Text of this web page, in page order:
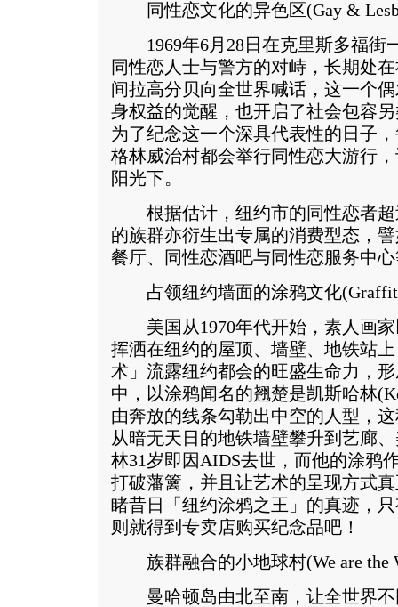
同性恋文化的异色区(Gay &
1969年6月28日在克里斯多福街
同性恋人士与警方的对峙，长期处
间拉高分贝向全世界喊话，这一个
身权益的觉醒，也开启了社会包容
为了纪念这一个深具代表性的日子
格林威治村都会举行同性恋大游行
阳光下。
根据估计，纽约市的同性恋者超
的族群亦衍生出专属的消费型态，
餐厅、同性恋酒吧与同性恋服务中
占领纽约墙面的涂鸦文化
美国从1970年代开始，素人画家
挥洒在纽约的屋顶、墙壁、地铁站
术」流露纽约都会的旺盛生命力，
中，以涂鸦闻名的翘楚是凯斯哈林
由奔放的线条勾勒出中空的人型，
从暗无天日的地铁墙壁攀升到艺廊
林31岁即因AIDS去世，而他的涂鸦
打破藩篱，并且让艺术的呈现方式
睹昔日「纽约涂鸦之王」的真迹，
则就得到专卖店购买纪念品吧！
族群融合的小地球村(We are the
曼哈顿岛由北至南，让全世界不